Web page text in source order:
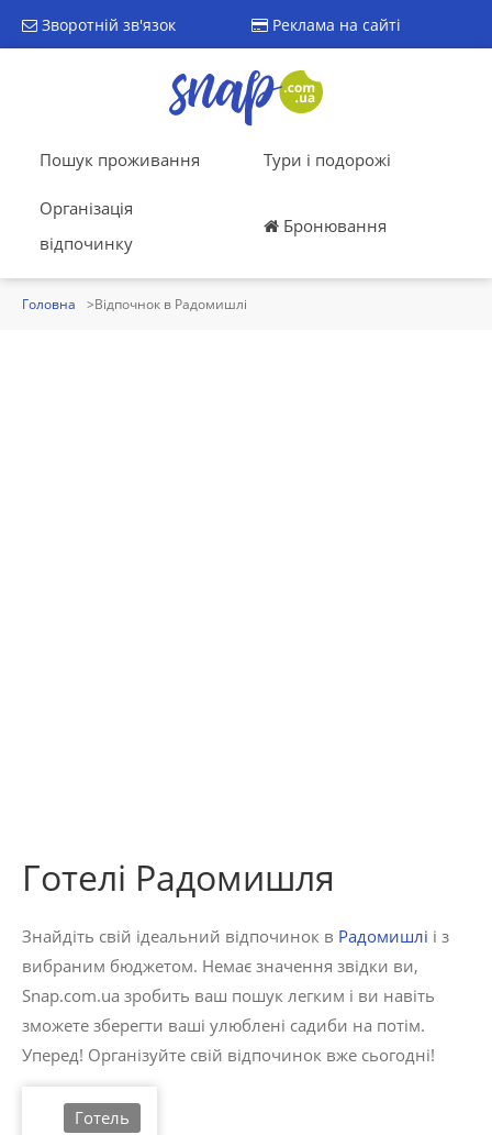
Зворотній зв'язок Реклама на сайті
Пошук проживання Тури і подорожі
Організація
відпочинку
Бронювання
Головна Відпочнок в Радомишлі
Готелі Радомишля
Знайдіть свій ідеальний відпочинок в Радомишлі і з
вибраним бюджетом. Немає значення звідки ви,
Snap.com.ua зробить ваш пошук легким і ви навіть
зможете зберегти ваші улюблені садиби на потім.
Уперед! Організуйте свій відпочинок вже сьогодні!
Готель